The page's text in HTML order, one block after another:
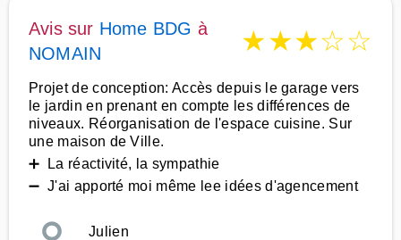
Avis sur Home BDG à
NOMAIN
★★★☆☆
Projet de conception: Accès depuis le garage vers
le jardin en prenant en compte les différences de
niveaux. Réorganisation de l'espace cuisine. Sur
une maison de Ville.
➕ La réactivité, la sympathie
➖ J'ai apporté moi même lee idées d'agencement
Julien